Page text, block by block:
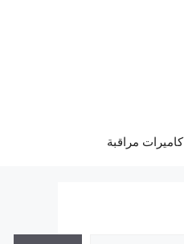
كاميرات مراقبة